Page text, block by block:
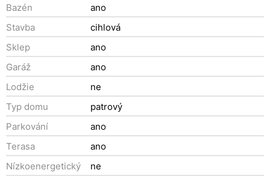
Bazén
ano
Stavba
cihlová
Sklep
ano
Garáž
ano
Lodžie
ne
Typ domu
patrový
Parkování
ano
Terasa
ano
Nízkoenergetický
ne